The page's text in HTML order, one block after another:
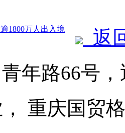
1800万人出入境
返
年路66号
， 重庆国